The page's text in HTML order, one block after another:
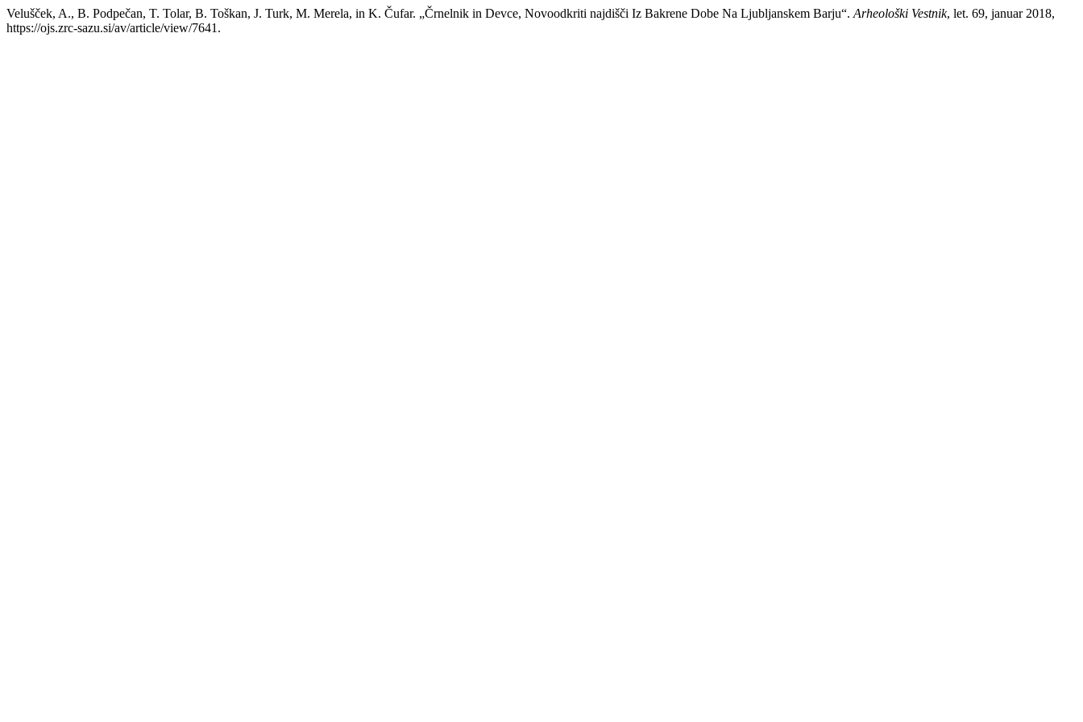
Velušček, A., B. Podpečan, T. Tolar, B. Toškan, J. Turk, M. Merela, in K. Čufar. „Črnelnik in Devce, Novoodkriti najdišči Iz Bakrene Dobe Na Ljubljanskem Barju“. Arheološki Vestnik, let. 69, januar 2018,
https://ojs.zrc-sazu.si/av/article/view/7641.